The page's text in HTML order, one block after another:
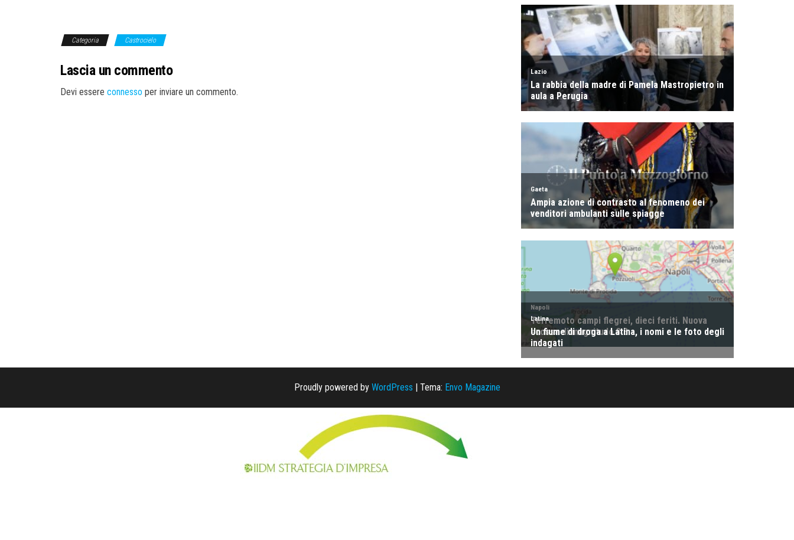
Categoria Castrocielo
Lascia un commento
Devi essere connesso per inviare un commento.
Proudly powered by WordPress | Tema: Envo Magazine